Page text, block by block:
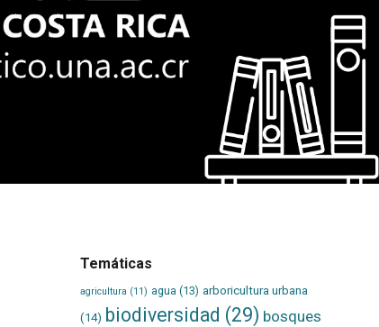
Temáticas
agricultura (11) agua (13) arboricultura urbana
(14) biodiversidad (29) bosques